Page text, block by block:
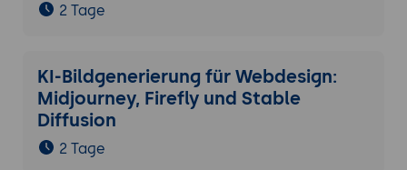
2 Tage
KI-Bildgenerierung für Webdesign:
Midjourney, Firefly und Stable
Diffusion
2 Tage